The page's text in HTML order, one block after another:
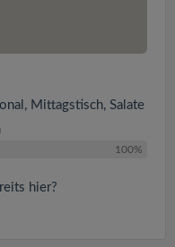
Mittagstisch, Salate
100%
hier?